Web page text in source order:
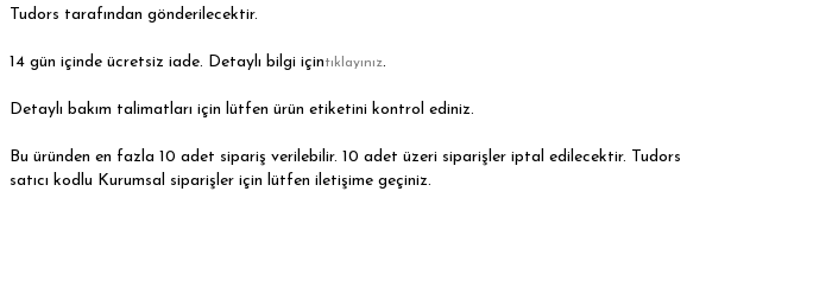
Tudors tarafından gönderilecektir.
14 gün içinde ücretsiz iade. Detaylı bilgi içintıklayınız.
Detaylı bakım talimatları için lütfen ürün etiketini kontrol ediniz.
Bu üründen en fazla 10 adet sipariş verilebilir. 10 adet üzeri siparişler iptal edilecektir. Tudors
satıcı kodlu Kurumsal siparişler için lütfen iletişime geçiniz.